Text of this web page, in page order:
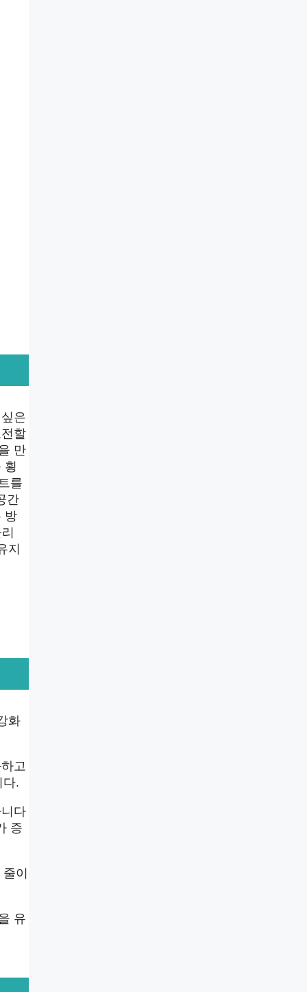
은
할
만
횡
를
간
방
지
화
고
다.
다
증
이
유